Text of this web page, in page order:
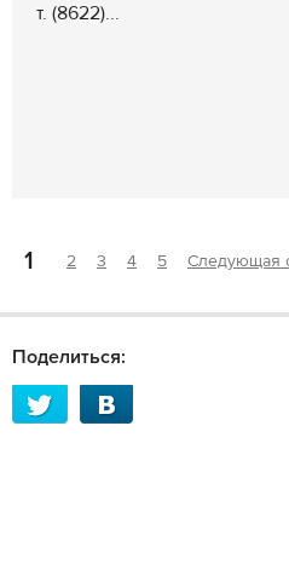
т. (8622)...
1 2 3 4 5 Следующая
Поделиться: